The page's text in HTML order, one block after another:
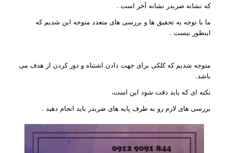
که نشانه ضربدر نشانه آخر است .
ما با توجه به تحقیق ها و بررسی های متعدد متوجه این شدیم که
اینطور نیست .
متوجه شدیم که کلکی برای جهت دادن اشتباه و دور کردن از هدف می
باشد.
نکته ای که باید دقت شود این است،
بررسی های لازم رو به طرف پایه های ضربدر باید انجام دهید .